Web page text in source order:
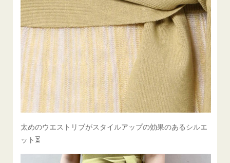
太めのウエストリブがスタイルアップの効果のあるシルエ
ット⏳